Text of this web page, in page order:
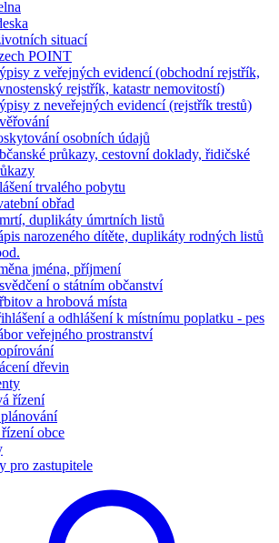
situací
POINT
z veřejných evidencí (obchodní rejstřík,
rejstřík, katastr nemovitostí)
z neveřejných evidencí (rejstřík trestů)
osobních údajů
průkazy, cestovní doklady, řidičské
trvalého pobytu
obřad
duplikáty úmrtních listů
narozeného dítěte, duplikáty rodných listů
jména, příjmení
o státním občanství
a hrobová místa
a odhlášení k místnímu poplatku - pes
veřejného prostranství
dřevin
řízení
obce
pro zastupitele